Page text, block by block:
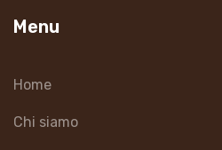
Menu
Home
Chi siamo